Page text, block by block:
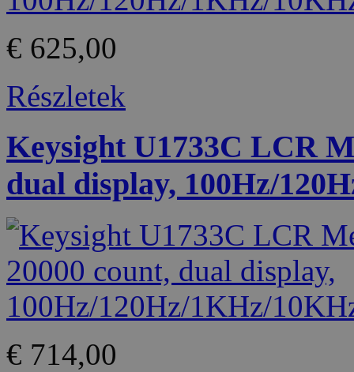
€ 625,00
Részletek
Keysight U1733C LCR
dual display, 100Hz/
€ 714,00